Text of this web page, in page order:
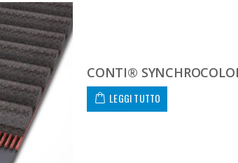
CONTI®
LEGGI TUTTO